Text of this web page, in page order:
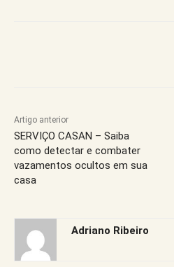
Artigo anterior
SERVIÇO CASAN – Saiba
como detectar e combater
vazamentos ocultos em sua
casa
Adriano Ribeiro